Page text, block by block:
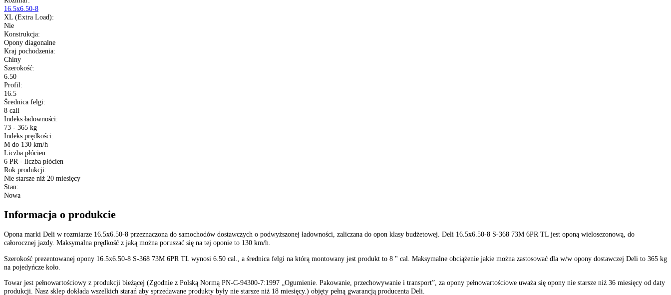
Szybka wysyłka
14 dni na zwrot
Kup opony na raty
Opis produktu
Dane techniczne
Producent
Deli
Typ :
Opony dostawcze
Sezon:
Opony Całoroczne
Rozmiar:
16.5x6.50-8
XL (Extra Load)
Nie
Opony diagonalne
Kraj pochodzenia
Chiny
Szerokość :
Profil:
16.5
Średnica felgi:
8 cali